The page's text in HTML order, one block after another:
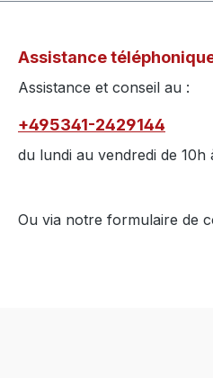
Assistance
Assistance et conseil au :
+495341-2429144
du lundi au vendredi de 10h
Ou via notre formulaire de